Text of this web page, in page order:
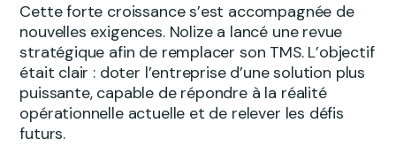
Cette forte croissance s’est accompagnée de
nouvelles exigences. Nolize a lancé une revue
stratégique afin de remplacer son TMS. L’objectif
était clair : doter l’entreprise d’une solution plus
puissante, capable de répondre à la réalité
opérationnelle actuelle et de relever les défis
futurs.